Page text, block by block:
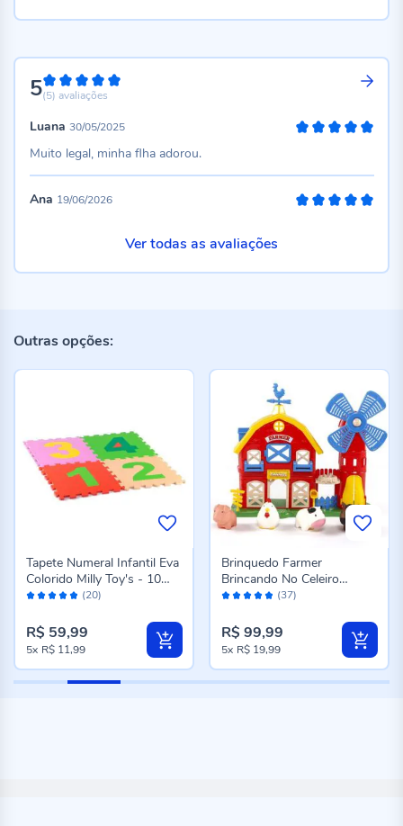
5100%
(5) avaliações
Luana 30/05/2025
Muito legal, minha flha adorou.
Ana 19/06/2026
Ver todas as avaliações
Outras opções:
Avaliação: (20)
Tapete Numeral Infantil Eva
Colorido Milly Toy's - 10
Peças
R$ 59,99
5x R$ 11,99
Avaliação: (37)
Brinquedo Farmer
Brincando No Celeiro
Samba Toys - 0464
R$ 99,99
5x R$ 19,99